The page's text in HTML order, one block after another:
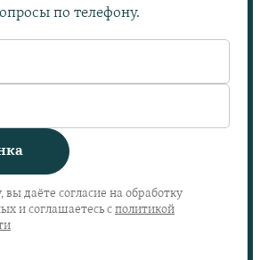
по телефону.
даёте согласие на обработку
и соглашаетесь с политикой